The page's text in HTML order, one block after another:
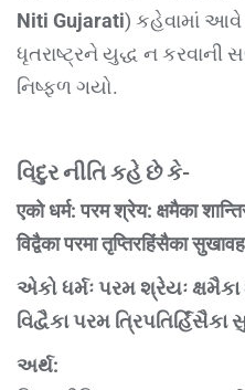
Niti Gujarati) કહેવામાં આવે
ધૃતરાષ્ટ્રને યુદ્ધ ન કરવાની
નિષ્ફળ ગયો.
વિદુર નીતિ કહે છે કે-
एको धर्म: परम श्रेय: क्षमैका
विद्वैका परमा तृप्तिरहिंसैका
એકો ધર્મઃ પરમ શ્રેયઃ ક્ષમૈકા
વિદ્વૈકા પરમ ત્રિપતિર્હિંસૈકા
અર્થ: